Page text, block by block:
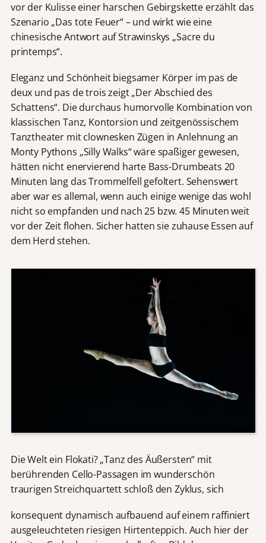
vor der Kulisse einer harschen Gebirgskette erzählt das
Szenario „Das tote Feuer“ – und wirkt wie eine
chinesische Antwort auf Strawinskys „Sacre du
printemps“.
Eleganz und Schönheit biegsamer Körper im pas de
deux und pas de trois zeigt „Der Abschied des
Schattens“. Die durchaus humorvolle Kombination von
klassischen Tanz, Kontorsion und zeitgenössischem
Tanztheater mit clownesken Zügen in Anlehnung an
Monty Pythons „Silly Walks“ wäre spaßiger gewesen,
hätten nicht enervierend harte Bass-Drumbeats 20
Minuten lang das Trommelfell gefoltert. Sehenswert
aber war es allemal, wenn auch einige wenige das wohl
nicht so empfanden und nach 25 bzw. 45 Minuten weit
vor der Zeit flohen. Sicher hatten sie zuhause Essen auf
dem Herd stehen.
Die Welt ein Flokati? „Tanz des Äußersten“ mit
berührenden Cello-Passagen im wunderschön
traurigen Streichquartett schloß den Zyklus, sich
konsequent dynamisch aufbauend auf einem raffiniert
ausgeleuchteten riesigen Hirtenteppich. Auch hier der